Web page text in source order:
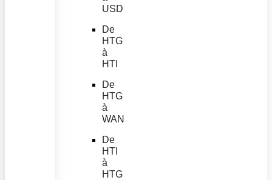
USD
De
HTG
à
HTI
De
HTG
à
WAN
De
HTI
à
HTG